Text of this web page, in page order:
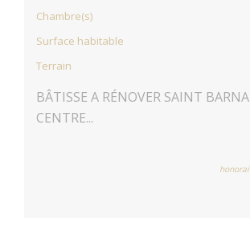
Chambre(s)
Surface habitable
Terrain
BÂTISSE A RÉNOVER SAINT
CENTRE...